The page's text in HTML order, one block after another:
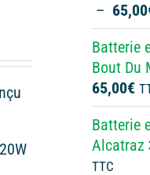
– 65,00
Batterie
Bout Du
65,00€
de
Batterie
Alcatraz
TTC